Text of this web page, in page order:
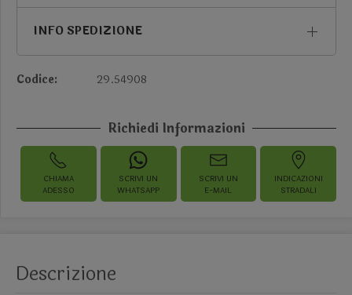
INFO SPEDIZIONE
Codice: 29.54908
Richiedi Informazioni
CHIAMA
ADESSO
SCRIVI UN
WHATSAPP
SCRIVI UN
E-MAIL
INDICAZIONI
STRADALI
Descrizione